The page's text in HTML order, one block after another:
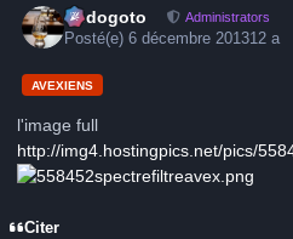
frédogoto Administrators
Posté(e)6 décembre 201312 a
AVEXIENS
l'image full
http://img4.hostingpics.net/pics/
Citer